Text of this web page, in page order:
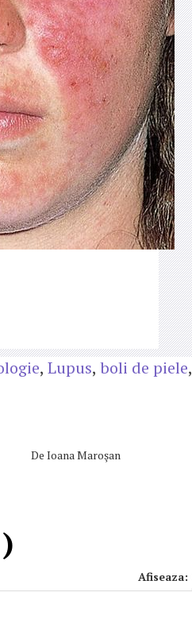
, Lupus, boli de piele,
De Ioana Maroşan
Afiseaza: